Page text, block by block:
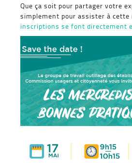
Que ça soit pour partager votre
simplement pour assister à cette
inscriptions se font directement